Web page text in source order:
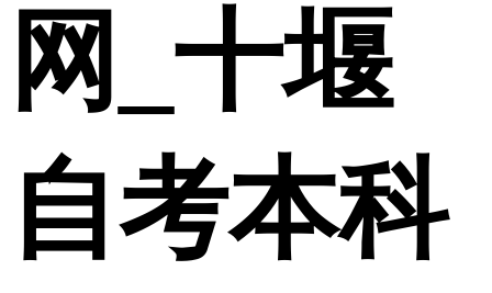
网_十堰
自考本科